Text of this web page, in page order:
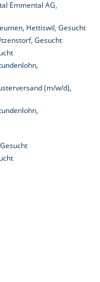
Emmental AG,
Hettiswil, Gesucht
Gesucht
(m/w/d),